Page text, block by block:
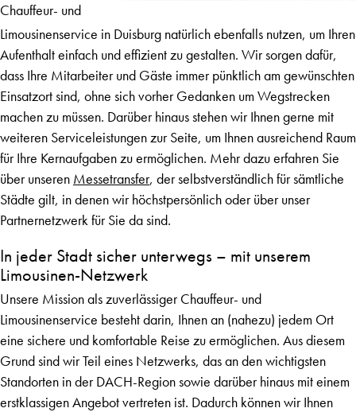
Chauffeur- und
Limousinenservice in Duisburg natürlich ebenfalls nutzen, um Ihren
Aufenthalt einfach und effizient zu gestalten. Wir sorgen dafür,
dass Ihre Mitarbeiter und Gäste immer pünktlich am gewünschten
Einsatzort sind, ohne sich vorher Gedanken um Wegstrecken
machen zu müssen. Darüber hinaus stehen wir Ihnen gerne mit
weiteren Serviceleistungen zur Seite, um Ihnen ausreichend Raum
für Ihre Kernaufgaben zu ermöglichen. Mehr dazu erfahren Sie
über unseren Messetransfer, der selbstverständlich für sämtliche
Städte gilt, in denen wir höchstpersönlich oder über unser
Partnernetzwerk für Sie da sind.
In jeder Stadt sicher unterwegs – mit unserem
Limousinen-Netzwerk
Unsere Mission als zuverlässiger Chauffeur- und
Limousinenservice besteht darin, Ihnen an (nahezu) jedem Ort
eine sichere und komfortable Reise zu ermöglichen. Aus diesem
Grund sind wir Teil eines Netzwerks, das an den wichtigsten
Standorten in der DACH-Region sowie darüber hinaus mit einem
erstklassigen Angebot vertreten ist. Dadurch können wir Ihnen